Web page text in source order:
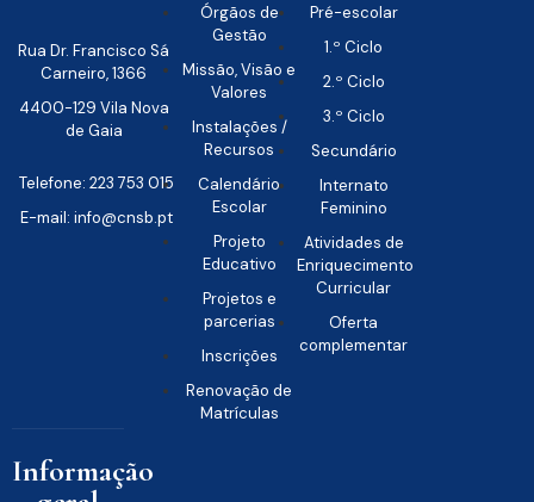
Rua Dr. Francisco Sá
Carneiro, 1366
4400-129 Vila Nova
de Gaia
Telefone: 223 753 015
E-mail: info@cnsb.pt
Órgãos de
Gestão
Missão, Visão e
Valores
Instalações /
Recursos
Calendário
Escolar
Projeto
Educativo
Projetos e
parcerias
Inscrições
Renovação de
Matrículas
Pré-escolar
1.º Ciclo
2.º Ciclo
3.º Ciclo
Secundário
Internato
Feminino
Atividades de
Enriquecimento
Curricular
Oferta
complementar
Informação